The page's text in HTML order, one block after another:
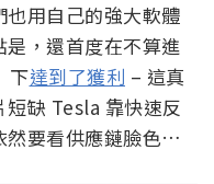
用自己的強大軟體
，還首度在不算進
下達到了獲利 – 這真
缺 Tesla 靠快速反
然要看供應鏈臉色…